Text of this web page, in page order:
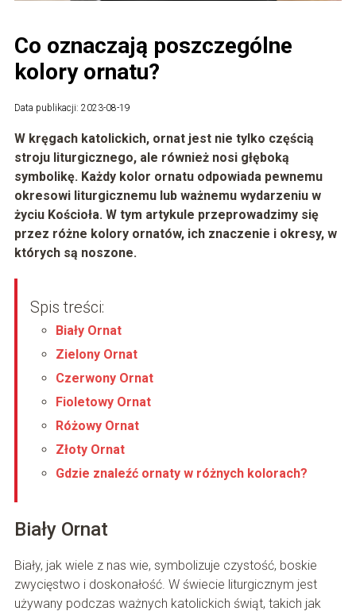
Co oznaczają poszczególne
kolory ornatu?
Data publikacji: 2023-08-19
W kręgach katolickich, ornat jest nie tylko częścią
stroju liturgicznego, ale również nosi głęboką
symbolikę. Każdy kolor ornatu odpowiada pewnemu
okresowi liturgicznemu lub ważnemu wydarzeniu w
życiu Kościoła. W tym artykule przeprowadzimy się
przez różne kolory ornatów, ich znaczenie i okresy, w
których są noszone.
Spis treści:
Biały Ornat
Zielony Ornat
Czerwony Ornat
Fioletowy Ornat
Różowy Ornat
Złoty Ornat
Gdzie znaleźć ornaty w różnych kolorach?
Biały Ornat
Biały, jak wiele z nas wie, symbolizuje czystość, boskie
zwycięstwo i doskonałość. W świecie liturgicznym jest
używany podczas ważnych katolickich świąt, takich jak